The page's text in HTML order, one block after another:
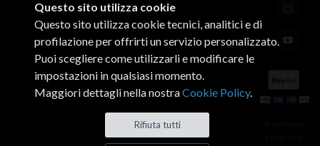
Questo sito utilizza cookie
Questo sito utilizza cookie tecnici, analitici e di
profilazione per offrirti un servizio personalizzato.
Puoi scegliere come utilizzarli e modificare le
impostazioni in qualsiasi momento.
Maggiori dettagli nella nostraCookie Policy.
Rifiuta tutti